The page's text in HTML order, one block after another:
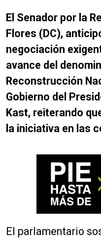
El Senador por la
Flores (DC),
negociación
avance del
Reconstrucción
Gobierno del
Kast, reiterando
la iniciativa en las
El parlamentario